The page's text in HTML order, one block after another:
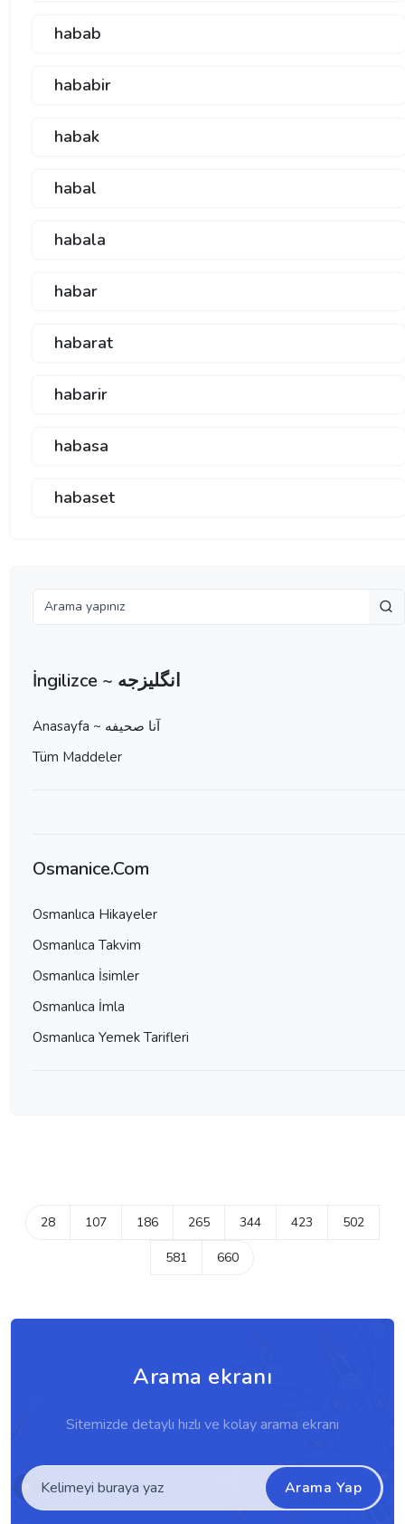
habab
hababir
habak
habal
habala
habar
habarat
habarir
habasa
habaset
İngilizce ~ انگلیزجه
Anasayfa ~ آنا صحيفه
Tüm Maddeler
Osmanice.Com
Osmanlıca Hikayeler
Osmanlıca Takvim
Osmanlıca İsimler
Osmanlıca İmla
Osmanlıca Yemek Tarifleri
28 107 186 265 344 423 502
581 660
Arama ekranı
Sitemizde detaylı hızlı ve kolay arama ekranı
Arama Yap